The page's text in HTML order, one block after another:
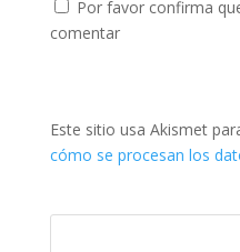
Por favor confirma
comentar
Este sitio usa Akismet
cómo se procesan los